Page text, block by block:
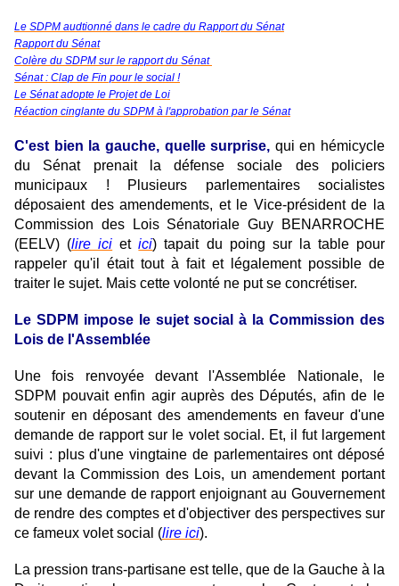
Le SDPM audtionné dans le cadre du Rapport du Sénat
Rapport du Sénat
Colère du SDPM sur le rapport du Sénat
Sénat : Clap de Fin pour le social !
Le Sénat adopte le Projet de Loi
Réaction cinglante du SDPM à l'approbation par le Sénat
C'est bien la gauche, quelle surprise, qui en hémicycle
du Sénat prenait la défense sociale des policiers
municipaux ! Plusieurs parlementaires socialistes
déposaient des amendements, et le Vice-président de la
Commission des Lois Sénatoriale Guy BENARROCHE
(EELV) (lire ici etici)tapait du poing sur la table pour
rappeler qu'il était tout à fait et légalement possible de
traiter le sujet. Mais cette volonté ne put se concrétiser.
Le SDPM impose le sujet social à la Commission des
Lois de l'Assemblée
Une fois renvoyée devant l'Assemblée Nationale, le
SDPM pouvait enfin agir auprès des Députés, afin de le
soutenir en déposant des amendements en faveur d'une
demande de rapport sur le volet social. Et, il fut largement
suivi : plus d'une vingtaine de parlementaires ont déposé
devant la Commission des Lois, un amendement portant
sur une demande de rapport enjoignant au Gouvernement
de rendre des comptes et d'objectiver des perspectives sur
ce fameux volet social (lire ici).
La pression trans-partisane est telle, que de la Gauche à la